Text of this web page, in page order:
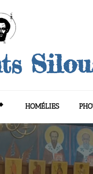
HOMÉLIES